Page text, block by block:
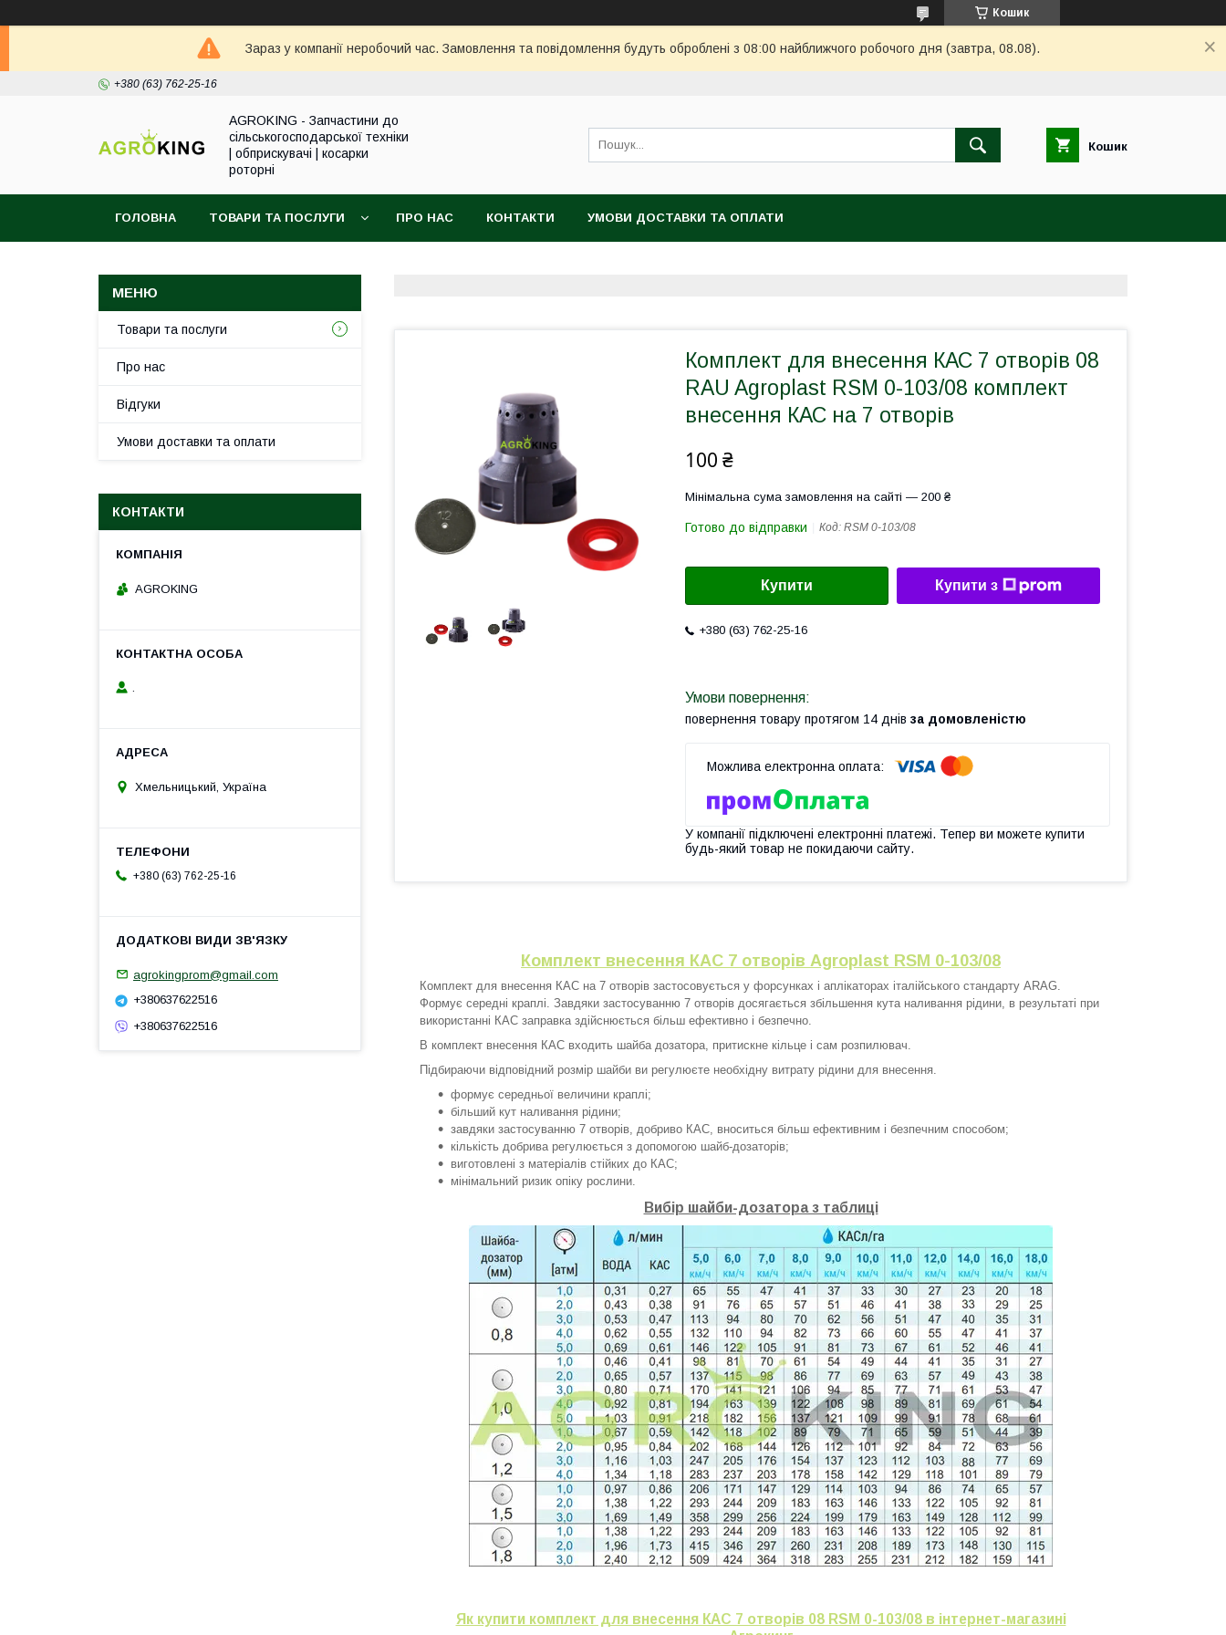
Кошик
Зараз у компанії неробочий час. Замовлення та повідомлення будуть оброблені з 08:00 найближчого робочого дня (завтра, 08.08).
+380 (63) 762-25-16
AGROKING - Запчастини до
сільськогосподарської техніки
| обприскувачі | косарки
роторні
Кошик
ГОЛОВНА ТОВАРИ ТА ПОСЛУГИ ПРО НАС КОНТАКТИ УМОВИ ДОСТАВКИ ТА ОПЛАТИ
Комплект для внесення КАС 7 отворів 08
RAU Agroplast RSM 0-103/08 комплект
внесення КАС на 7 отворів
100 ₴
Мінімальна сума замовлення на сайті — 200 ₴
Готово до відправки Код: RSM 0-103/08
Купити Купити з
+380 (63) 762-25-16
повернення товару протягом 14 днів за домовленістю
У компанії підключені електронні платежі. Тепер ви можете купити
будь-який товар не покидаючи сайту.
Комплект внесення КАС 7 отворів Agroplast RSM 0-103/08
Комплект для внесення КАС на 7 отворів застосовується у форсунках і аплікаторах італійського стандарту ARAG.
Формує середні краплі. Завдяки застосуванню 7 отворів досягається збільшення кута наливання рідини, в результаті при
використанні КАС заправка здійснюється більш ефективно і безпечно.
В комплект внесення КАС входить шайба дозатора, притискне кільце і сам розпилювач.
Підбираючи відповідний розмір шайби ви регулюєте необхідну витрату рідини для внесення.
формує середньої величини краплі;
більший кут наливання рідини;
завдяки застосуванню 7 отворів, добриво КАС, вноситься більш ефективним і безпечним способом;
кількість добрива регулюється з допомогою шайб-дозаторів;
виготовлені з матеріалів стійких до КАС;
мінімальний ризик опіку рослини.
Вибір шайби-дозатора з таблиці
Як купити комплект для внесення КАС 7 отворів 08 RSM 0-103/08 в інтернет-магазині
Товари та послуги
Про нас
Відгуки
Умови доставки та оплати
КОНТАКТИ
AGROKING
.
Хмельницький, Україна
+380 (63) 762-25-16
agrokingprom@gmail.com
+380637622516
+380637622516